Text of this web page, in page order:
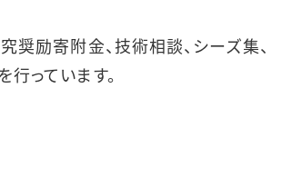
奨励寄附金、技術相談、シーズ集、
っています。